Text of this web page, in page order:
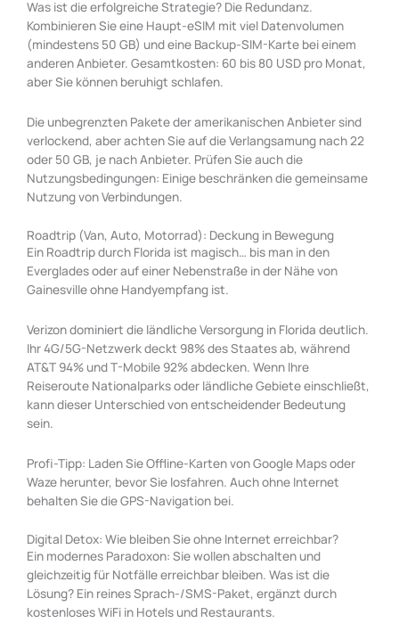
Was ist die erfolgreiche Strategie? Die Redundanz.
Kombinieren Sie eine Haupt-eSIM mit viel Datenvolumen
(mindestens 50 GB) und eine Backup-SIM-Karte bei einem
anderen Anbieter. Gesamtkosten: 60 bis 80 USD pro Monat,
aber Sie können beruhigt schlafen.
Die unbegrenzten Pakete der amerikanischen Anbieter sind
verlockend, aber achten Sie auf die Verlangsamung nach 22
oder 50 GB, je nach Anbieter. Prüfen Sie auch die
Nutzungsbedingungen: Einige beschränken die gemeinsame
Nutzung von Verbindungen.
Roadtrip (Van, Auto, Motorrad): Deckung in Bewegung
Ein Roadtrip durch Florida ist magisch… bis man in den
Everglades oder auf einer Nebenstraße in der Nähe von
Gainesville ohne Handyempfang ist.
Verizon dominiert die ländliche Versorgung in Florida deutlich.
Ihr 4G/5G-Netzwerk deckt 98% des Staates ab, während
AT&T 94% und T-Mobile 92% abdecken. Wenn Ihre
Reiseroute Nationalparks oder ländliche Gebiete einschließt,
kann dieser Unterschied von entscheidender Bedeutung
sein.
Profi-Tipp: Laden Sie Offline-Karten von Google Maps oder
Waze herunter, bevor Sie losfahren. Auch ohne Internet
behalten Sie die GPS-Navigation bei.
Digital Detox: Wie bleiben Sie ohne Internet erreichbar?
Ein modernes Paradoxon: Sie wollen abschalten und
gleichzeitig für Notfälle erreichbar bleiben. Was ist die
Lösung? Ein reines Sprach-/SMS-Paket, ergänzt durch
kostenloses WiFi in Hotels und Restaurants.